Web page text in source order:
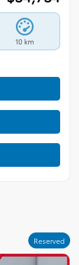
10 km
Reserved